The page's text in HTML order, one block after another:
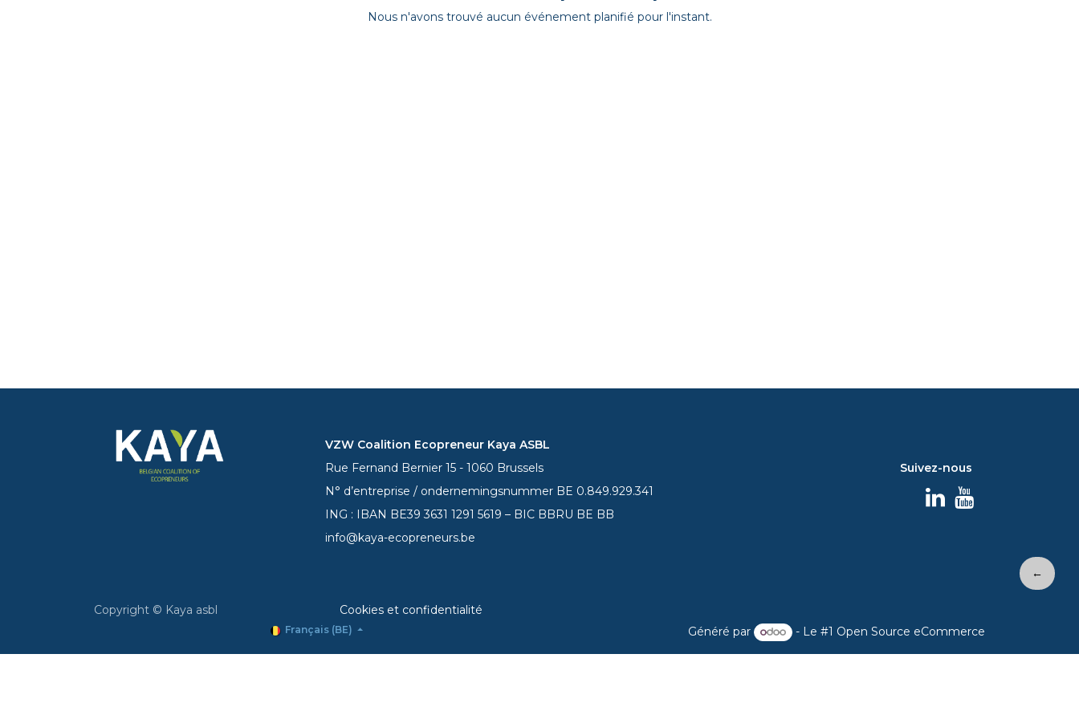
Nous n'avons trouvé aucun événement planifié pour l'instant.
Suivez-nous
←
VZW Coalition Ecopreneur Kaya ASBL
Rue Fernand Bernier 15 - 1060 Brussels
N° d’entreprise / ondernemingsnummer BE 0.849.929.341
ING : IBAN BE393631 1291 5619 – BIC BBRU BE BB
info@kaya-ecopreneurs.be
Copyright © Kaya asbl Cookies et confidentialité
Français (BE) Généré par - Le #1 Open Source eCommerce